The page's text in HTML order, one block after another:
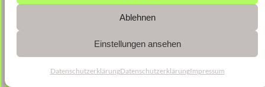
Ablehnen
Einstellungen ansehen
DatenschutzerklärungDatenschutzerklärungImpressum